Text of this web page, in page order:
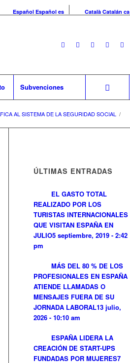
Español Español es Català Catalán ca
Subvenciones
AL SISTEMA DE LA SEGURIDAD SOCIAL
/
ÚLTIMAS ENTRADAS
EL GASTO TOTAL
REALIZADO POR LOS
TURISTAS INTERNACIONALES
QUE VISITAN ESPAÑA EN
JULIO5 septiembre, 2019 - 2:42
pm
MÁS DEL 80 % DE LOS
PROFESIONALES EN ESPAÑA
ATIENDE LLAMADAS O
MENSAJES FUERA DE SU
JORNADA LABORAL13 julio,
2026 - 10:10 am
ESPAÑA LIDERA LA
CREACIÓN DE START-UPS
FUNDADAS POR MUJERES7